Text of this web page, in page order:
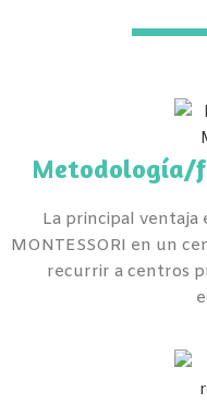
Metodología/
La principal
MONTESSORI en un
recurrir a centros